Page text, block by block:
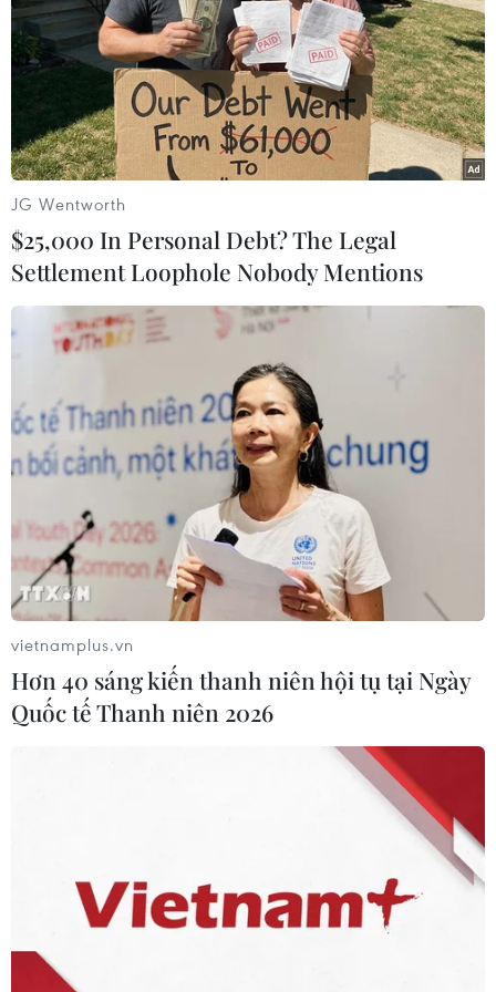
Cơ quan An ninh Sudan sẽ phóng thích tất
cả tù nhân chính trị
Hãng thông tấn nhà nước Sudan SUNA ngày 11/4 đưa
tin, Cơ quan An ninh và Tình báo Quốc gia Sudan đã
thông báo việc phóng thích tất cả các tù nhân chính trị
Quân đội Sudan bắt giữ Tổng thống, áp
đặt tình trạng khẩn cấp
11/04/2019 12:34
JG Wentworth
$25,000 In Personal Debt? The Legal
Settlement Loophole Nobody Mentions
vietnamplus.vn
Hơn 40 sáng kiến thanh niên hội tụ tại Ngày
Quốc tế Thanh niên 2026